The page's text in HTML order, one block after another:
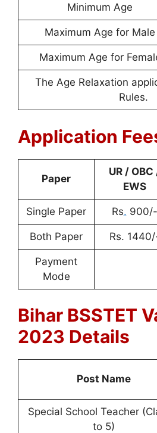
Minimum Age
Maximum Age for Male
Maximum Age for
The Age Relaxation
Rules.
Application
Paper
UR / OBC
EWS
Single Paper Rs. 900/-
Both Paper Rs.
Payment
Mode
Bihar BSSTET
2023 Details
Post Name
Special School Teacher
to 5)